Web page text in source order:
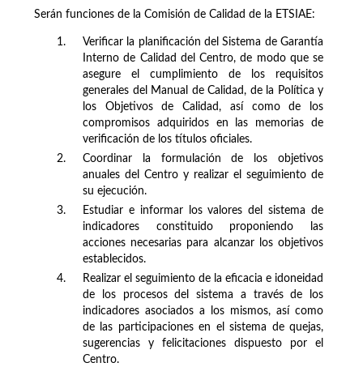
Serán funciones de la Comisión de Calidad de la ETSIAE:
1.
Verificar la planificación del Sistema de Garantía
Interno de Calidad del Centro, de modo que se
asegure el cumplimiento de los requisitos
generales del Manual de Calidad, de la Política y
los Objetivos de Calidad, así como de los
compromisos adquiridos en las memorias de
verificación de los títulos oficiales.
2.
Coordinar la formulación de los objetivos
anuales del Centro y realizar el seguimiento de
su ejecución.
3.
Estudiar e informar los valores del sistema de
indicadores constituido proponiendo las
acciones necesarias para alcanzar los objetivos
establecidos.
4.
Realizar el seguimiento de la eficacia e idoneidad
de los procesos del sistema a través de los
indicadores asociados a los mismos, así como
de las participaciones en el sistema de quejas,
sugerencias y felicitaciones dispuesto por el
Centro.